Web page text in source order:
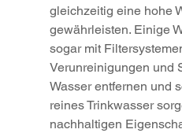
gleichzeitig eine hohe
gewährleisten. Einige
sogar mit
Verunreinigungen und
Wasser entfernen und
reines Trinkwasser
nachhaltigen